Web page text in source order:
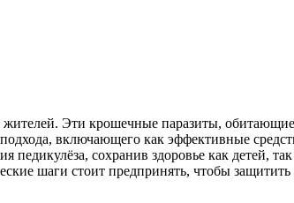
Эти крошечные паразиты,
включающего как эффективные
сохранив здоровье как детей,
шаги стоит предпринять, чтобы защитить